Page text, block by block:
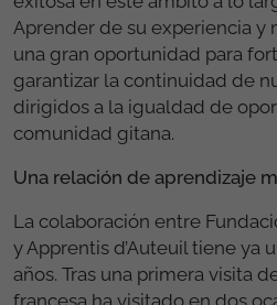
Aprender de su experiencia y
una gran oportunidad para
garantizar la continuidad de
dirigidos a la igualdad de
comunidad gitana.
Una relación de aprendizaje
La colaboración entre
y Apprentis d’Auteuil tiene ya
años. Tras una primera visita
francesa ha visitado en dos